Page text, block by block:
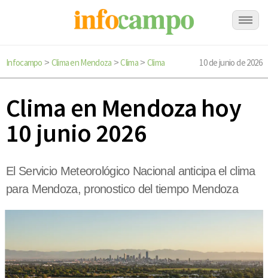
Infocampo > Clima en Mendoza >Clima> Clima 10 de junio de 2026
Clima en Mendoza hoy
10 junio 2026
El Servicio Meteorológico Nacional anticipa el clima
para Mendoza, pronostico del tiempo Mendoza